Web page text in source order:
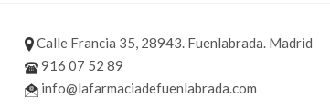
Calle Francia 35, 28943. Fuenlabrada. Madrid
916 07 52 89
info@lafarmaciadefuenlabrada.com